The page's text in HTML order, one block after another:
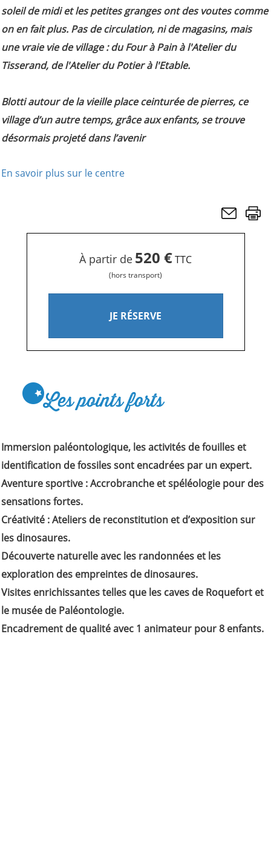
soleil de midi et les petites granges ont des voutes comme
on en fait plus. Pas de circulation, ni de magasins, mais
une vraie vie de village : du Four à Pain à l'Atelier du
Tisserand, de l'Atelier du Potier à l'Etable.
Blotti autour de la vieille place ceinturée de pierres, ce
village d’un autre temps, grâce aux enfants, se trouve
désormais projeté dans l’avenir
En savoir plus sur le centre
À partir de 520 €TTC
(hors transport)
JE RÉSERVE
Les points forts
Immersion paléontologique, les activités de fouilles et
identification de fossiles sont encadrées par un expert.
Aventure sportive : Accrobranche et spéléologie pour des
sensations fortes.
Créativité : Ateliers de reconstitution et d’exposition sur
les dinosaures.
Découverte naturelle avec les randonnées et les
exploration des empreintes de dinosaures.
Visites enrichissantes telles que les caves de Roquefort et
le musée de Paléontologie.
Encadrement de qualité avec 1 animateur pour 8 enfants.